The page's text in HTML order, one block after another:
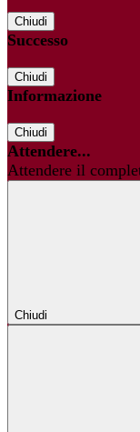
Chiudi
Successo
Chiudi
Informazione
Chiudi
Attendere...
Attendere il
Chiudi